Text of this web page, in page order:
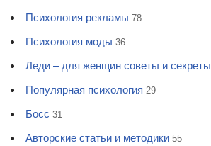
Психология рекламы 78
Психология моды 36
Леди – для женщин советы и секреты
Популярная психология 29
Босс 31
Авторские статьи и методики 55